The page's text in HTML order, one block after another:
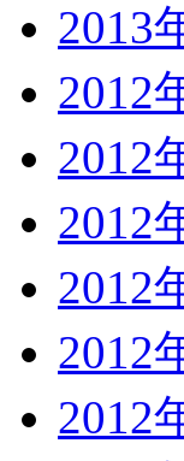
2013
2012
2012
2012
2012
2012
2012